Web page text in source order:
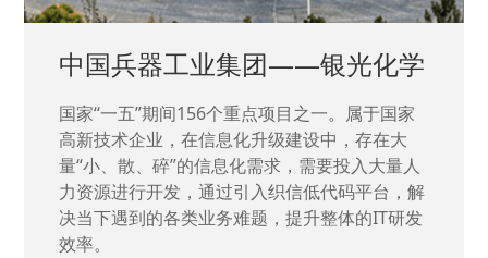
中国兵器工业集团——银光化学
国家“一五”期间156个重点项目之一。属于国家
高新技术企业，在信息化升级建设中，存在大
量“小、散、碎”的信息化需求，需要投入大量人
力资源进行开发，通过引入织信低代码平台，解
决当下遇到的各类业务难题，提升整体的IT研发
效率。